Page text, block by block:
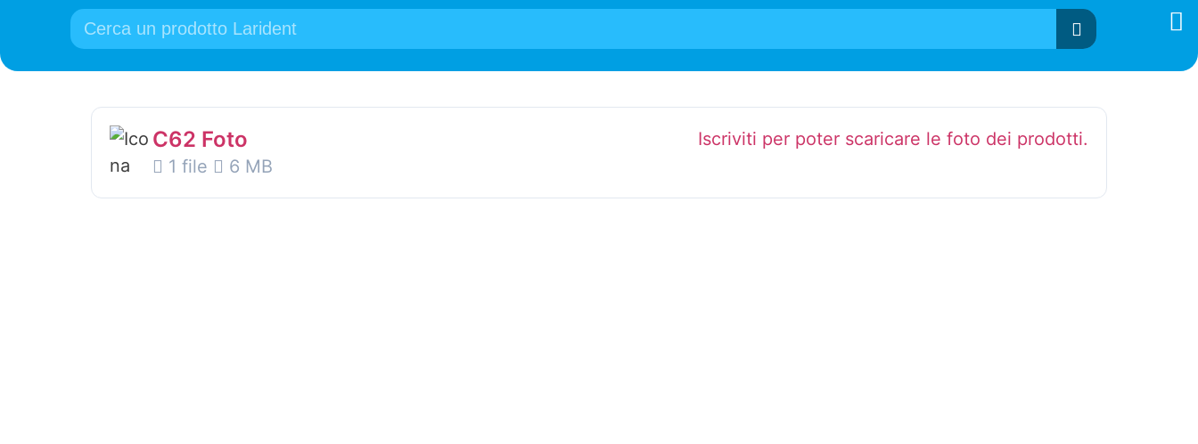
C62 Foto
1 file 6 MB
Iscriviti per poter scaricare le foto dei prodotti.